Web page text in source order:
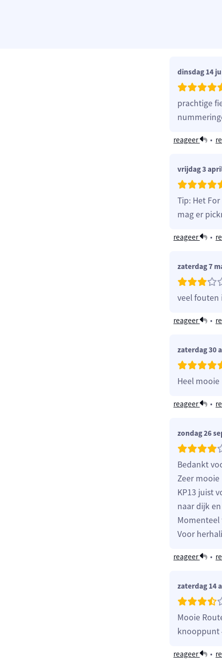
dinsdag 14
prachtige
reageer •
vrijdag 3
Tip: Het
mag er
reageer •
zaterdag 7
veel
reageer •
zaterdag 30
Heel
reageer •
zondag 26
Bedankt
Zeer
KP13 juist
naar dijk
Momenteel
Voor
reageer •
zaterdag 14
Mooie
knooppunt
reageer •